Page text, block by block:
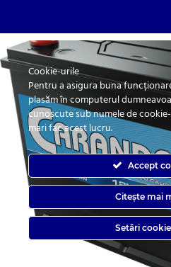
SC. CARANDA BATERII SRL. | SR EN ISO
ISO
ANPC | Prelucrarea datelor cu caracter
Caranda.ro este un magazin online cu
autobuze, vagoane, motociclete,
Web Design by
Cookie-urile
Pentru a asigura buna
plasăm în computerul
cunoscute sub numele de
mari fac acest lucru.
Accept
Citește mai
Setări